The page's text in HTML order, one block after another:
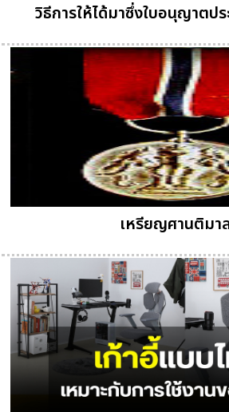
วิธีการให้ได้มาซึ่งใบอนุญาตป
เหรียญศานติมา